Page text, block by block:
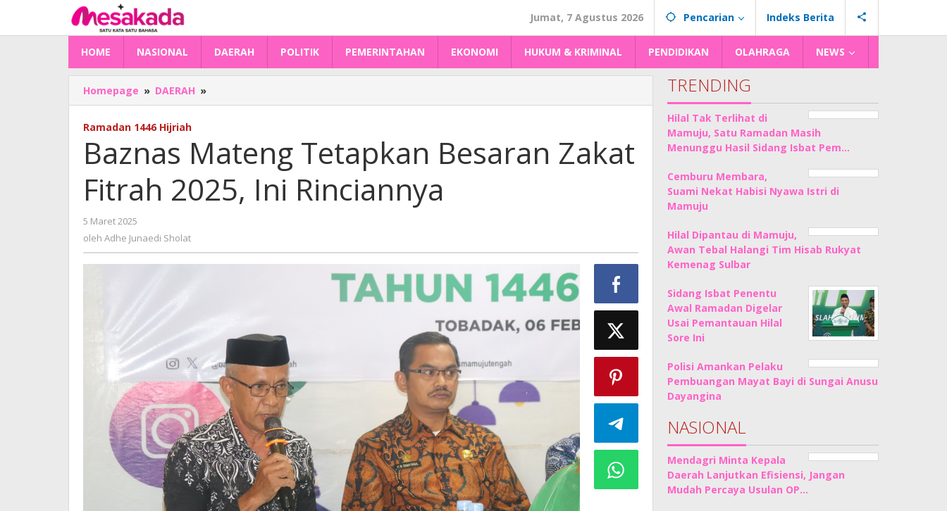
konten
Jumat, 7 Agustus 2026 Pencarian Indeks Berita
HOME NASIONAL DAERAH POLITIK PEMERINTAHAN EKONOMI HUKUM & KRIMINAL PENDIDIKAN OLAHRAGA NEWS
Homepage » DAERAH »
Mateng
Zakat
Fitrah
2025,
Ini
Rinciannya
Ramadan 1446 Hijriah
Baznas Mateng Tetapkan Besaran Zakat
Fitrah 2025, Ini Rinciannya
5 Maret 2025
Adhe
oleh Adhe Junaedi Sholat
TRENDING
Hilal Tak Terlihat di
Mamuju, Satu Ramadan Masih
Menunggu Hasil Sidang Isbat Pem…
Cemburu Membara,
Suami Nekat Habisi Nyawa Istri di
Mamuju
Hilal Dipantau di Mamuju,
Awan Tebal Halangi Tim Hisab Rukyat
Kemenag Sulbar
Sidang Isbat Penentu
Awal Ramadan Digelar
Usai Pemantauan Hilal
Sore Ini
Polisi Amankan Pelaku
Pembuangan Mayat Bayi di Sungai Anusu
Dayangina
NASIONAL
Mendagri Minta Kepala
Daerah Lanjutkan Efisiensi, Jangan
Mudah Percaya Usulan OP…